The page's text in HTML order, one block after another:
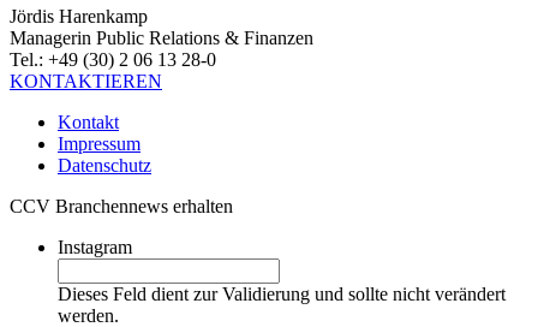
Jördis Harenkamp
Managerin Public Relations & Finanzen
Tel.: +49 (30) 2 06 13 28-0
KONTAKTIEREN
Kontakt
Impressum
Datenschutz
CCV Branchennews erhalten
Instagram
Dieses Feld dient zur Validierung und sollte nicht verändert
werden.